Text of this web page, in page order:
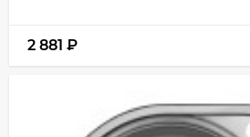
2 881 ₽